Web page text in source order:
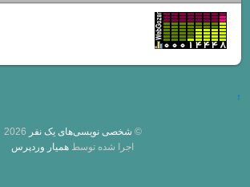
شخصی نویسی‌های یک نفر2026
همیار وردپرس